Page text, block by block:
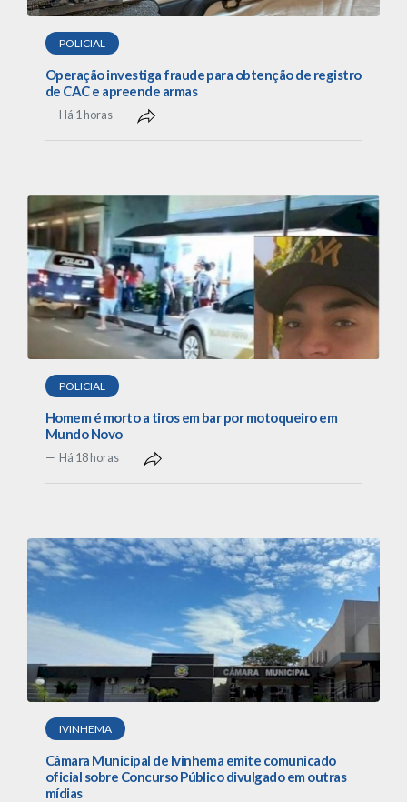
POLICIAL
Operação investiga fraude para obtenção de registro
de CAC e apreende armas
Há 1 horas
POLICIAL
Homem é morto a tiros em bar por motoqueiro em
Mundo Novo
Há 18 horas
IVINHEMA
Câmara Municipal de Ivinhema emite comunicado
oficial sobre Concurso Público divulgado em outras
mídias